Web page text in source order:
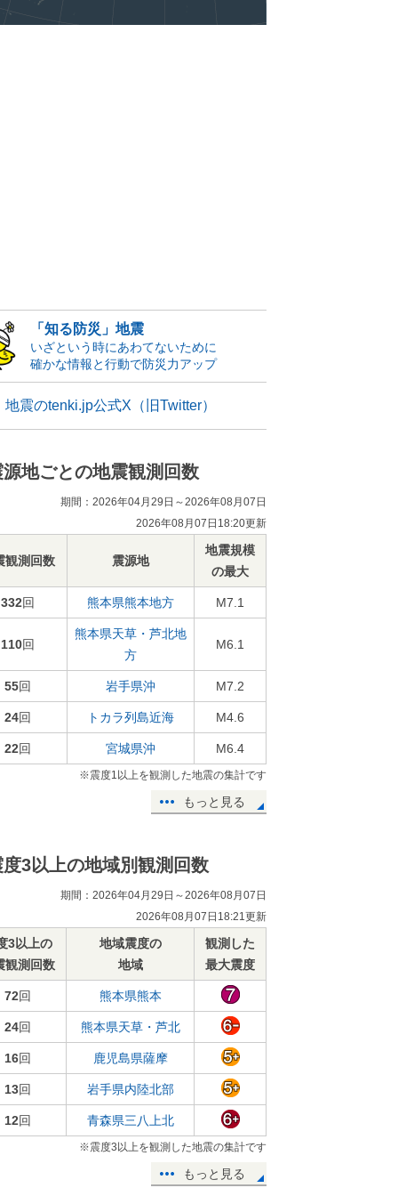
「知る防災」地震
いざという時にあわてないために
確かな情報と行動で防災力アップ
地震のtenki.jp公式X（旧Twitter）
源地ごとの地震観測回数
期間：2026年04月29日～2026年08月07日
2026年08月07日18:20更新
観測回数 震源地
地震規模
の最大
332回 熊本県熊本地方 M7.1
110回
熊本県天草・芦北地
方
M6.1
55回 岩手県沖 M7.2
24回 トカラ列島近海 M4.6
22回 宮城県沖 M6.4
※震度1以上を観測した地震の集計です
もっと見る
度3以上の地域別観測回数
期間：2026年04月29日～2026年08月07日
2026年08月07日18:21更新
3以上の
観測回数
地域震度の
地域
観測した
最大震度
72回 熊本県熊本
24回 熊本県天草・芦北
16回 鹿児島県薩摩
13回 岩手県内陸北部
12回 青森県三八上北
※震度3以上を観測した地震の集計です
もっと見る